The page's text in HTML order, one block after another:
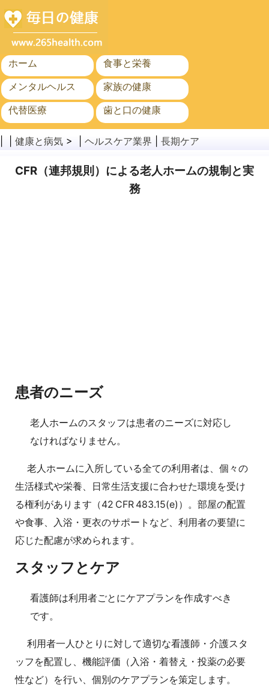
ホーム
食事と栄養
メンタルヘルス
家族の健康
代替医療
歯と口の健康
がん
健康と病気 > | ヘルスケア業界 長期ケア
CFR（連邦規則）による老人ホームの規制と実
務
患者のニーズ
老人ホームのスタッフは患者のニーズに対応し
なければなりません。
老人ホームに入所している全ての利用者は、個々の
生活様式や栄養、日常生活支援に合わせた環境を受け
る権利があります（42 CFR 483.15(e)）。部屋の配置
や食事、入浴・更衣のサポートなど、利用者の要望に
応じた配慮が求められます。
スタッフとケア
看護師は利用者ごとにケアプランを作成すべき
です。
利用者一人ひとりに対して適切な看護師・介護スタ
ッフを配置し、機能評価（入浴・着替え・投薬の必要
性など）を行い、個別のケアプランを策定します。